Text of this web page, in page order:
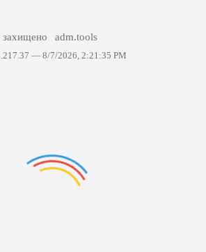
захищено adm.tools
— 8/7/2026, 2:21:35 PM